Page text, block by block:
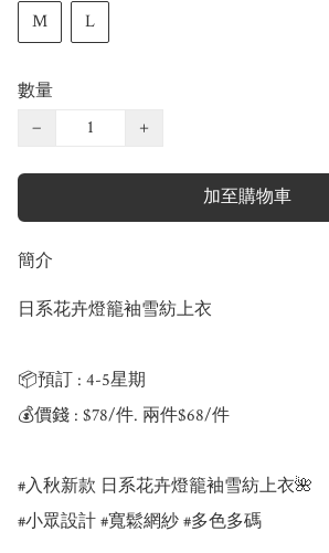
M
L
數量
−
+
加至購物車
簡介
日系花卉燈籠袖雪紡上衣
📦預訂 : 4-5星期
💰價錢 : $78/件. 兩件$68/件
#入秋新款 日系花卉燈籠袖雪紡上衣🌺
#小眾設計 #寬鬆網紗 #多色多碼